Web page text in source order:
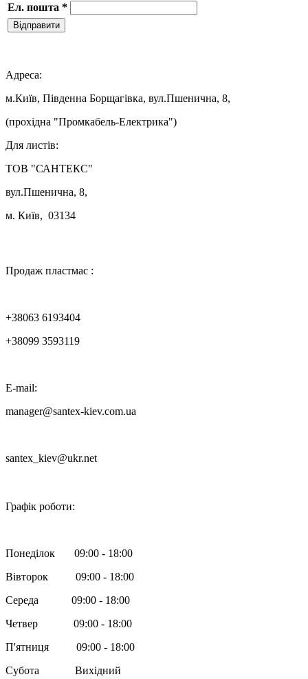
Ел. пошта *
Відправити
Адреса:
м.Київ, Південна Борщагівка, вул.Пшенична, 8,
(прохідна "Промкабель-Електрика")
Для листів:
ТОВ "САНТЕКС"
вул.Пшенична, 8,
м. Київ, 03134
Продаж пластмас :
+38063 6193404
+38099 3593119
E-mail:
manager@santex-kiev.com.ua
santex_kiev@ukr.net
Графік роботи:
Понеділок 09:00 - 18:00
Вівторок 09:00 - 18:00
Середа 09:00 - 18:00
Четвер 09:00 - 18:00
П'ятниця 09:00 - 18:00
Субота Вихідний